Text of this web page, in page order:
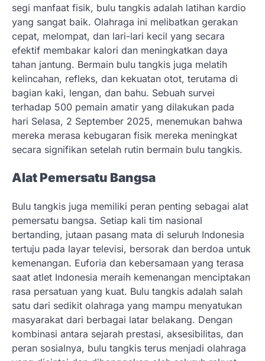
segi manfaat fisik, bulu tangkis adalah latihan kardio
yang sangat baik. Olahraga ini melibatkan gerakan
cepat, melompat, dan lari-lari kecil yang secara
efektif membakar kalori dan meningkatkan daya
tahan jantung. Bermain bulu tangkis juga melatih
kelincahan, refleks, dan kekuatan otot, terutama di
bagian kaki, lengan, dan bahu. Sebuah survei
terhadap 500 pemain amatir yang dilakukan pada
hari Selasa, 2 September 2025, menemukan bahwa
mereka merasa kebugaran fisik mereka meningkat
secara signifikan setelah rutin bermain bulu tangkis.
Alat Pemersatu Bangsa
Bulu tangkis juga memiliki peran penting sebagai alat
pemersatu bangsa. Setiap kali tim nasional
bertanding, jutaan pasang mata di seluruh Indonesia
tertuju pada layar televisi, bersorak dan berdoa untuk
kemenangan. Euforia dan kebersamaan yang terasa
saat atlet Indonesia meraih kemenangan menciptakan
rasa persatuan yang kuat. Bulu tangkis adalah salah
satu dari sedikit olahraga yang mampu menyatukan
masyarakat dari berbagai latar belakang. Dengan
kombinasi antara sejarah prestasi, aksesibilitas, dan
peran sosialnya, bulu tangkis terus menjadi olahraga